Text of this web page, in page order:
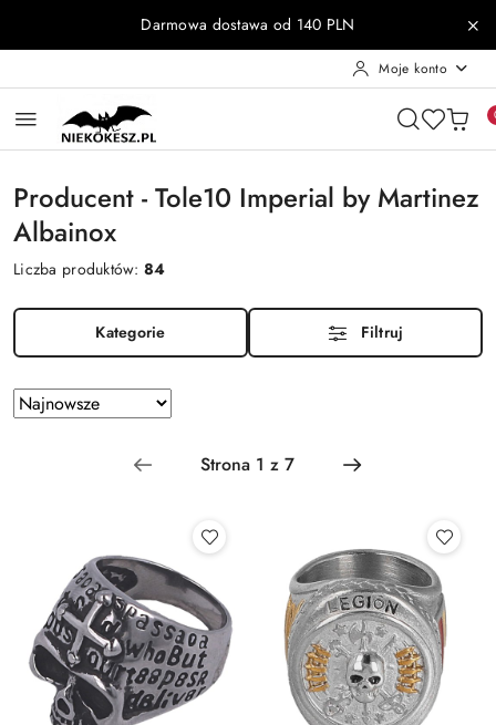
Przejdź do treści głównej
Przejdź do wyszukiwarki
Przejdź do moje konto
Przejdź do menu głównego
Przejdź do stopkiDarmowa dostawa od 140 PLN
Moje konto
Producent - Tole10 Imperial by Martinez
Albainox
Liczba produktów:84
Kategorie Filtruj
Zastosowano
sortowanie:
Sortuj
według